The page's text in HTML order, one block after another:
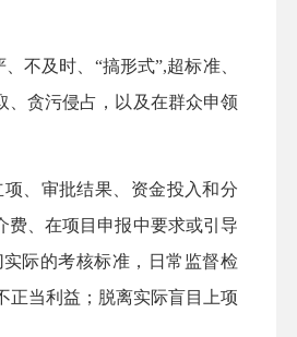
不及时、 “搞形式”,超标准、
、贪污侵占，以及在群众申领
、审批结果、资金投入和分
费、在项目申报中要求或引导
际的考核标准，日常监督检
正当利益；脱离实际盲目上项